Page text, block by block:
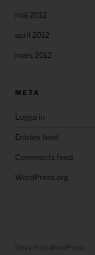
maj 2012
april 2012
mars 2012
META
Logga in
Entries feed
Comments feed
WordPress.org
Drivs med WordPress